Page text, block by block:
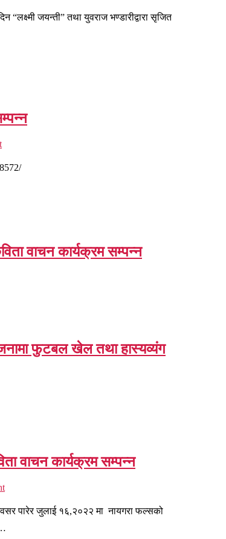
जयन्ती” तथा युवराज भण्डारीद्वारा सृजित
वाचन कार्यक्रम सम्पन्न
फुटबल खेल तथा हास्यव्यंग
वाचन कार्यक्रम सम्पन्न
पारेर जुलाई १६,२०२२ मा नायगरा फल्सको